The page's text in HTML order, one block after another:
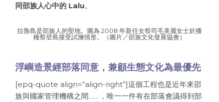
同邵族人心中的 Lalu。
拉魯島是邵族人的聖地。圖為 2008 年新任女祭司毛美麗女士於播
種祭登島接受試煉情形。（圖片／邵族文化發展協會）
浮嶼造景經部落同意，兼顧生態文化為最優先
[epq-quote align=”align-right”]這個工程也是近年來邵
族與國家管理機構之間……，唯一一件有在部落會議得到部